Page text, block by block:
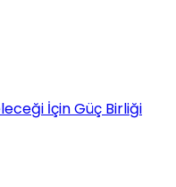
İçin Güç Birliği